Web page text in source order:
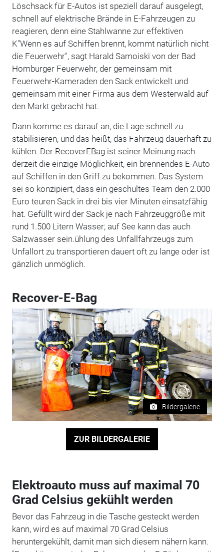
Löschsack für E-Autos ist speziell darauf ausgelegt,
schnell auf elektrische Brände in E-Fahrzeugen zu
reagieren, denn eine Stahlwanne zur effektiven
K"Wenn es auf Schiffen brennt, kommt natürlich nicht
die Feuerwehr", sagt Harald Samoiski von der Bad
Homburger Feuerwehr, der gemeinsam mit
Feuerwehr-Kameraden den Sack entwickelt und
gemeinsam mit einer Firma aus dem Westerwald auf
den Markt gebracht hat.
Dann komme es darauf an, die Lage schnell zu
stabilisieren, und das heißt, das Fahrzeug dauerhaft zu
kühlen. Der RecoverEBag ist seiner Meinung nach
derzeit die einzige Möglichkeit, ein brennendes E-Auto
auf Schiffen in den Griff zu bekommen. Das System
sei so konzipiert, dass ein geschultes Team den 2.000
Euro teuren Sack in drei bis vier Minuten einsatzfähig
hat. Gefüllt wird der Sack je nach Fahrzeuggröße mit
rund 1.500 Litern Wasser; auf See kann das auch
Salzwasser sein.ühlung des Unfallfahrzeugs zum
Unfallort zu transportieren dauert oft zu lange oder ist
gänzlich unmöglich.
Recover-E-Bag
Bildergalerie
ZUR BILDERGALERIE
Elektroauto muss auf maximal 70
Grad Celsius gekühlt werden
Bevor das Fahrzeug in die Tasche gesteckt werden
kann, wird es auf maximal 70 Grad Celsius
heruntergekühlt, damit man sich diesem nähern kann.